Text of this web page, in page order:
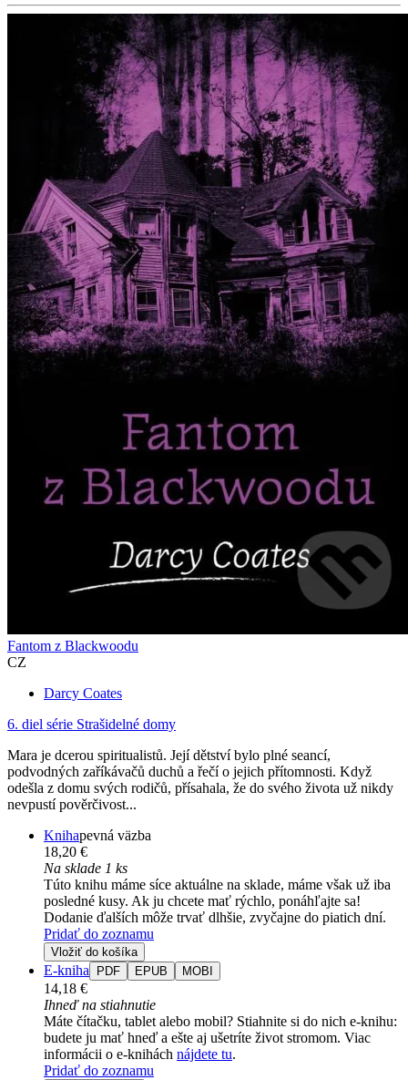
Fantom z Blackwoodu
CZ
Darcy Coates
6. diel série Strašidelné domy
Mara je dcerou spiritualistů. Její dětství bylo plné seancí,
podvodných zaříkávačů duchů a řečí o jejich přítomnosti. Když
odešla z domu svých rodičů, přísahala, že do svého života už nikdy
nevpustí pověrčivost...
Knihapevná väzba
18,20 €
Na sklade 1 ks
Túto knihu máme síce aktuálne na sklade, máme však už iba
posledné kusy. Ak ju chcete mať rýchlo, ponáhľajte sa!
Dodanie ďalších môže trvať dlhšie, zvyčajne do piatich dní.
Pridať do zoznamu
Vložiť do košíka
E-kniha PDF EPUB MOBI
14,18 €
Ihneď na stiahnutie
Máte čítačku, tablet alebo mobil? Stiahnite si do nich e-knihu:
budete ju mať hneď a ešte aj ušetríte život stromom. Viac
informácii o e-knihách nájdete tu.
Pridať do zoznamu